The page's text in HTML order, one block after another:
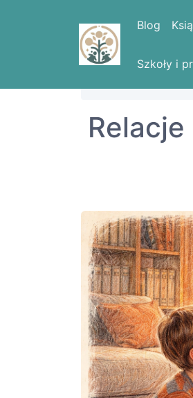
Blog
Szkoły i